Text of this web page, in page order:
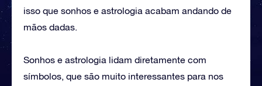
isso que sonhos e astrologia acabam andando de
mãos dadas.
Sonhos e astrologia lidam diretamente com
símbolos, que são muito interessantes para nos